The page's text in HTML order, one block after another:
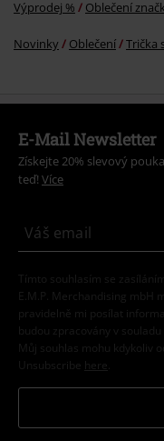
Výprodej % Oblečení
Novinky Oblečení Trička
E-Mail Newsletter
Získejte 20% slevový
teď! Více
Tímto souhlasím se
E.M.P. Merchandising mbH
pravidelně mi posílat
budou zpracovány v
Můj souhlas mohu kdykoliv
Unsubscribe here